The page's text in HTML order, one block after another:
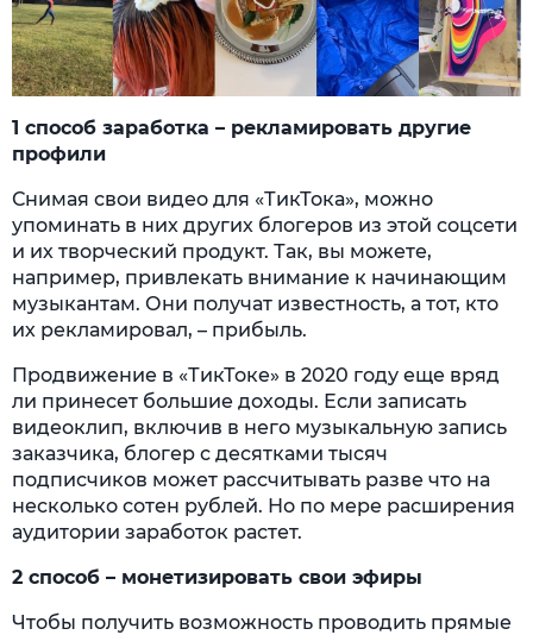
1 способ заработка – рекламировать другие
профили
Снимая свои видео для «ТикТока», можно
упоминать в них других блогеров из этой соцсети
и их творческий продукт. Так, вы можете,
например, привлекать внимание к начинающим
музыкантам. Они получат известность, а тот, кто
их рекламировал, – прибыль.
Продвижение в «ТикТоке» в 2020 году еще вряд
ли принесет большие доходы. Если записать
видеоклип, включив в него музыкальную запись
заказчика, блогер с десятками тысяч
подписчиков может рассчитывать разве что на
несколько сотен рублей. Но по мере расширения
аудитории заработок растет.
2 способ – монетизировать свои эфиры
Чтобы получить возможность проводить прямые